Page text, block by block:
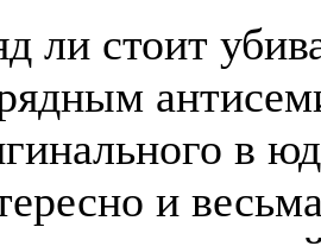
ли стоит
в
и